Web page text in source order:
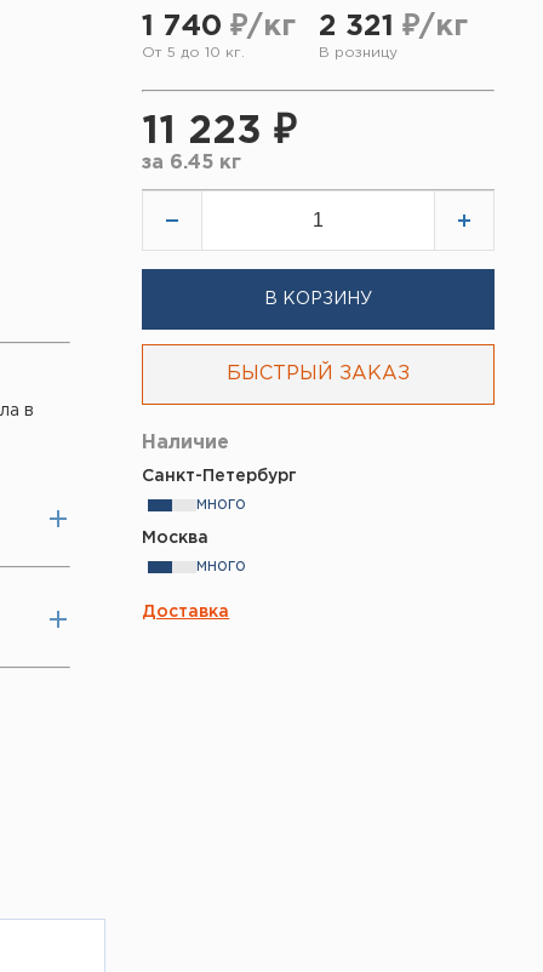
в
1 740 ₽/кг
От 5 до 10 кг.
2 321 ₽/кг
В розницу
11 223 ₽
за 6.45 кг
В КОРЗИНУ
БЫСТРЫЙ ЗАКАЗ
Наличие
Санкт-Петербург
много
Москва
много
Доставка